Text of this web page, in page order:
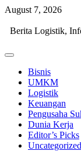
Skip
content
August 7, 2026
KARGOKU.ID
Berita Logistik,
Off
CanvasBisnis
UMKM
Logistik
Keuangan
Pengusaha
Dunia Kerja
Editor’s Picks
Uncategorized